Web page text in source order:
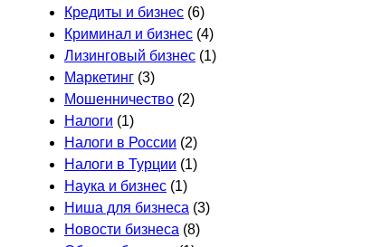
Кредиты и бизнес (6)
Криминал и бизнес (4)
Лизинговый бизнес (1)
Маркетинг (3)
Мошенничество (2)
Налоги (1)
Налоги в России (2)
Налоги в Турции (1)
Наука и бизнес (1)
Ниша для бизнеса (3)
Новости бизнеса (8)